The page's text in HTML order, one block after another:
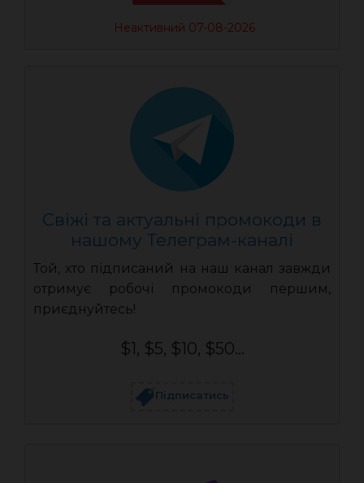
Неактивний 07-08-2026
Свіжі та актуальні промокоди в
нашому Телеграм-каналі
Той, хто підписаний на наш канал завжди
отримує робочі промокоди першим,
приєднуйтесь!
$1, $5, $10, $50...
Підписатись